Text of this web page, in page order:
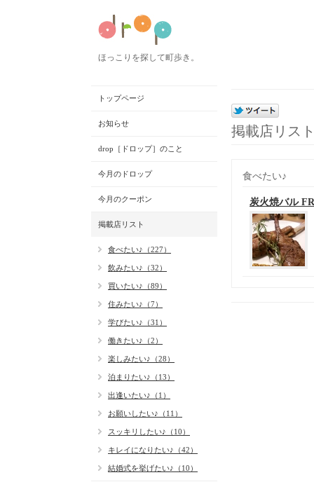
ほっこりを探して町歩き。
掲載店リス
食べたい♪
炭火焼バル
トップページ
お知らせ
drop［ドロップ］のこと
今月のドロップ
今月のクーポン
掲載店リスト
食べたい♪（227）
飲みたい♪（32）
買いたい♪（89）
住みたい♪（7）
学びたい♪（31）
働きたい♪（2）
楽しみたい♪（28）
泊まりたい♪（13）
出逢いたい♪（1）
お願いしたい♪（11）
スッキリしたい♪（10）
キレイになりたい♪（42）
結婚式を挙げたい♪（10）